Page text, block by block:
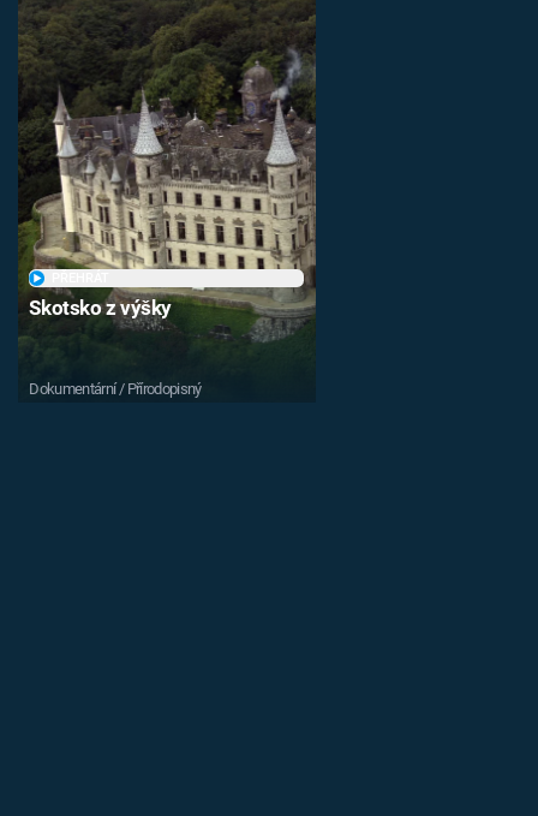
Skotsko z výšky
Dokumentární / Přírodopisný